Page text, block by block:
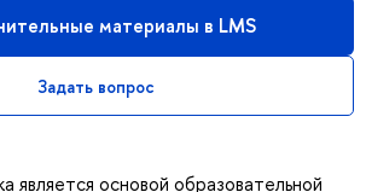
материалы в LMS
Задать вопрос
является основой образовательной